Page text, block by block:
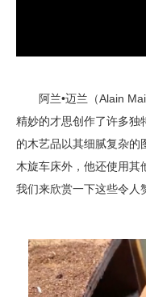
阿兰•迈兰（Alain
精妙的才思创作了许多独
的木艺品以其细腻复杂的
木旋车床外，他还使用其
我们来欣赏一下这些令人